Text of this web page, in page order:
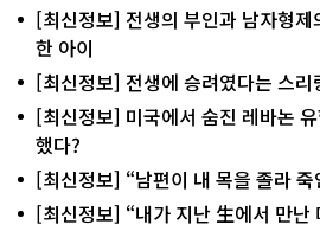
[최신정보] 전생의 부인과 남자형
한 아이
[최신정보] 전생에 승려였다는 스리
[최신정보] 미국에서 숨진 레바논
했다?
[최신정보] “남편이 내 목을 졸라
[최신정보] “내가 지난 生에서 만난